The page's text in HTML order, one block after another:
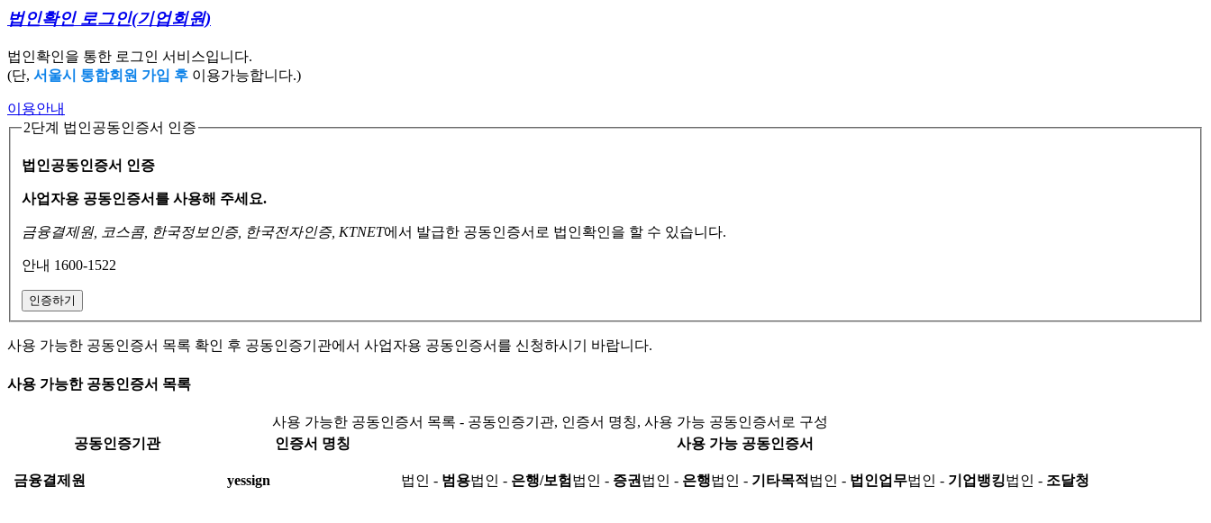
법인확인 로그인(기업회원)
법인확인을 통한 로그인 서비스입니다.
(단, 서울시 통합회원 가입 후 이용가능합니다.)
이용안내
2단계 법인공동인증서 인증
법인공동인증서 인증
사업자용 공동인증서를 사용해 주세요.
금융결제원, 코스콤, 한국정보인증, 한국전자인증, KTNET에서 발급한 공동인증서로 법인확인을 할 수 있습니다.
안내 1600-1522
인증하기
사용 가능한 공동인증서 목록 확인 후 공동인증기관에서 사업자용 공동인증서를 신청하시기 바랍니다.
사용 가능한 공동인증서 목록
사용 가능한 공동인증서 목록 - 공동인증기관, 인증서 명칭, 사용 가능 공동인증서로 구성
공동인증기관
인증서 명칭 사용 가능 공동인증서
금융결제원 yessign 법인 - 범용법인 - 은행/보험 법인 - 증권 법인 - 은행법인 - 기타목적 법인 - 법인업무법인 - 기업뱅킹법인 - 조달청